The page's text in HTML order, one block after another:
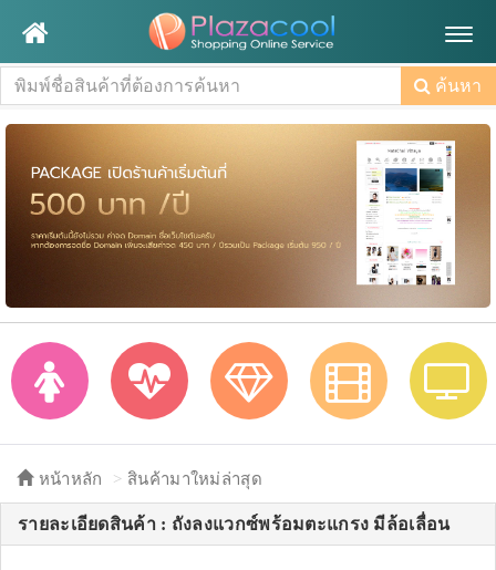
ค้นหา
หน้าหลัก สินค้ามาใหม่ล่าสุด
รายละเอียดสินค้า : ถังลงแวกซ์พร้อมตะแกรง มีล้อเลื่อน